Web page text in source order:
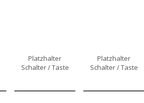
Platzhalter
Schalter / Taste
Platzhalter
Schalter / Taste